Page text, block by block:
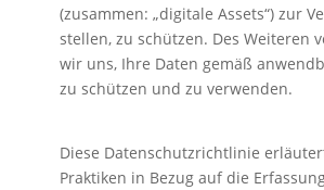
(zusammen: „digitale Assets“) zur
stellen, zu schützen. Des Weiteren
wir uns, Ihre Daten gemäß
zu schützen und zu verwenden.
Diese Datenschutzrichtlinie
Praktiken in Bezug auf die